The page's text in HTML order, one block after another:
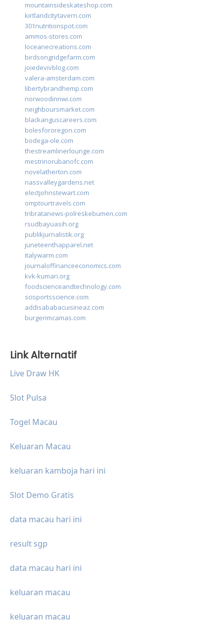
mountainsideskateshop.com
kirtlandcitytavern.com
301nutritionspot.com
ammos-stores.com
loceanecreations.com
birdsongridgefarm.com
joiedevivblog.com
valera-amsterdam.com
libertybrandhemp.com
norwoodinnwi.com
neighboursmarket.com
blackanguscareers.com
bolesfororegon.com
bodega-ole.com
thestreamlinerlounge.com
mestrinorubanofc.com
novelatherton.com
nassvalleygardens.net
electjohnstewart.com
omptourtravels.com
tribratanews-polreskebumen.com
rsudbayuasih.org
publikjurnalistik.org
juneteenthapparel.net
italywarm.com
journaloffinanceeconomics.com
kvk-kumari.org
foodscienceandtechnology.com
scisportsscience.com
addisababacuisineaz.com
burgerimcamas.com
Link Alternatif
Live Draw HK
Slot Pulsa
Togel Macau
Keluaran Macau
keluaran kamboja hari ini
Slot Demo Gratis
data macau hari ini
result sgp
data macau hari ini
keluaran macau
keluaran macau